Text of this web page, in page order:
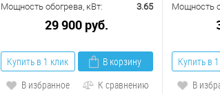
Мощность обогрева, кВт:
3.65
29 900 руб.
Купить в 1 клик
В корзину
В избранное
К сравнению
Мощность
Купить в
В